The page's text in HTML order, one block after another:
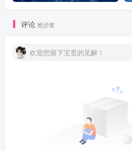
评论 抢沙发
欢迎您留下宝贵的见解！